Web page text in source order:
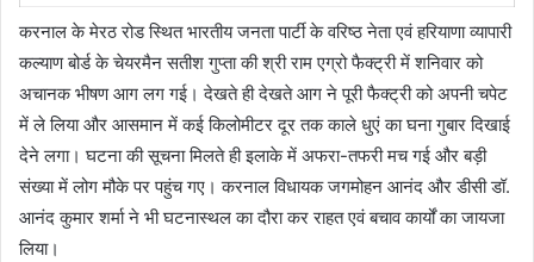
करनाल के मेरठ रोड स्थित भारतीय जनता पार्टी के वरिष्ठ नेता एवं हरियाणा व्यापारी
कल्याण बोर्ड के चेयरमैन सतीश गुप्ता की श्री राम एग्रो फैक्ट्री में शनिवार को
अचानक भीषण आग लग गई। देखते ही देखते आग ने पूरी फैक्ट्री को अपनी चपेट
में ले लिया और आसमान में कई किलोमीटर दूर तक काले धुएं का घना गुबार दिखाई
देने लगा। घटना की सूचना मिलते ही इलाके में अफरा-तफरी मच गई और बड़ी
संख्या में लोग मौके पर पहुंच गए। करनाल विधायक जगमोहन आनंद और डीसी डॉ.
आनंद कुमार शर्मा ने भी घटनास्थल का दौरा कर राहत एवं बचाव कार्यों का जायजा
लिया।